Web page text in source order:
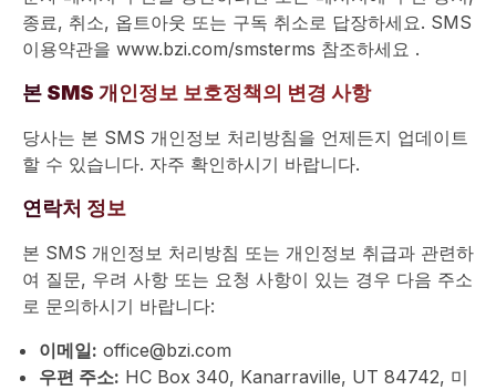
종료, 취소, 옵트아웃 또는 구독 취소로 답장하세요. SMS
이용약관을 www.bzi.com/smsterms 참조하세요 .
본 SMS 개인정보 보호정책의 변경 사항
당사는 본 SMS 개인정보 처리방침을 언제든지 업데이트
할 수 있습니다. 자주 확인하시기 바랍니다.
연락처 정보
본 SMS 개인정보 처리방침 또는 개인정보 취급과 관련하
여 질문, 우려 사항 또는 요청 사항이 있는 경우 다음 주소
로 문의하시기 바랍니다:
이메일: office@bzi.com
우편 주소: HC Box 340, Kanarraville, UT 84742, 미